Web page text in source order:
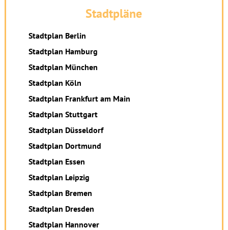
Stadtpläne
Stadtplan Berlin
Stadtplan Hamburg
Stadtplan München
Stadtplan Köln
Stadtplan Frankfurt am Main
Stadtplan Stuttgart
Stadtplan Düsseldorf
Stadtplan Dortmund
Stadtplan Essen
Stadtplan Leipzig
Stadtplan Bremen
Stadtplan Dresden
Stadtplan Hannover